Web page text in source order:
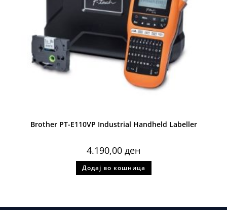
Brother PT-E110VP Industrial Handheld Labeller
4.190,00 ден
Додај во кошница